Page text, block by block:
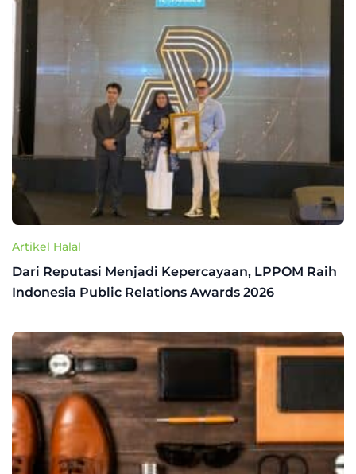
Artikel Halal
Dari Reputasi Menjadi Kepercayaan, LPPOM Raih
Indonesia Public Relations Awards 2026